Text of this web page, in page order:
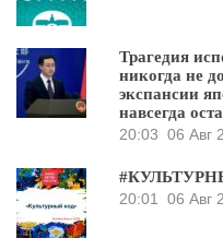
Трагедия
никогда не
экспансии
навсегда
20:03 06 Авг
20:01 06 Авг